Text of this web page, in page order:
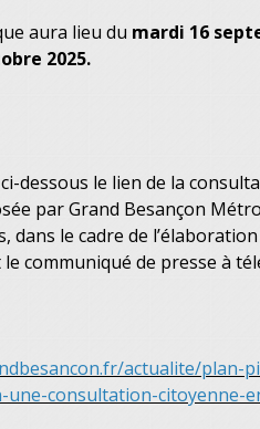
aura lieu du mardi 16
2025.
dessous le lien de la
par Grand Besançon
dans le cadre de
communiqué de presse à
actualite/plan-
une-consultation-citoyenne-